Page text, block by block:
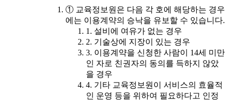
① 교육정보원은 다음 각 호에 해당하는 경우
에는 이용계약의 승낙을 유보할 수 있습니다.
1. 설비에 여유가 없는 경우
2. 기술상에 지장이 있는 경우
3. 이용계약을 신청한 사람이 14세 미만
인 자로 친권자의 동의를 득하지 않았
을 경우
4. 기타 교육정보원이 서비스의 효율적
인 운영 등을 위하여 필요하다고 인정